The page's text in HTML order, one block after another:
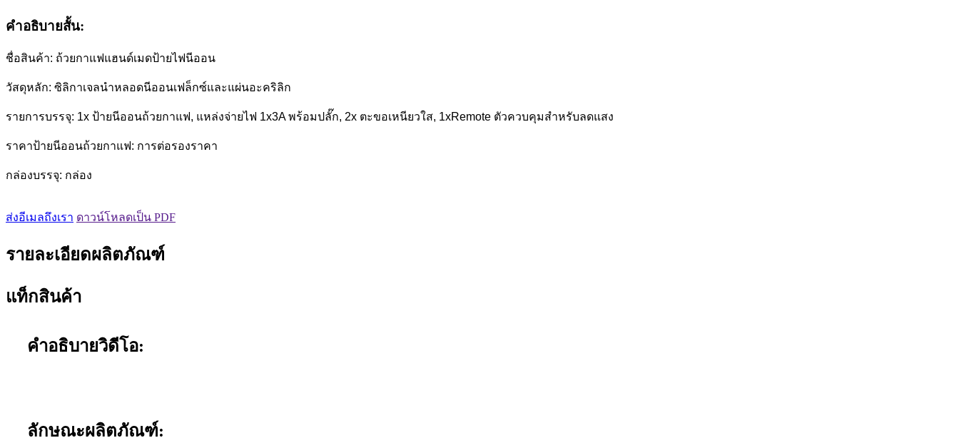
คำอธิบายสั้น:
ชื่อสินค้า: ถ้วยกาแฟแฮนด์เมดป้ายไฟนีออน
วัสดุหลัก: ซิลิกาเจลนำหลอดนีออนเฟล็กซ์และแผ่นอะคริลิก
รายการบรรจุ: 1x ป้ายนีออนถ้วยกาแฟ, แหล่งจ่ายไฟ 1x3A พร้อมปลั๊ก, 2x ตะขอเหนียวใส, 1xRemote ตัวควบคุมสำหรับลดแสง
ราคาป้ายนีออนถ้วยกาแฟ: การต่อรองราคา
กล่องบรรจุ: กล่อง
ส่งอีเมลถึงเรา ดาวน์โหลดเป็น PDF
รายละเอียดผลิตภัณฑ์
แท็กสินค้า
คำอธิบายวิดีโอ:
ลักษณะผลิตภัณฑ์: